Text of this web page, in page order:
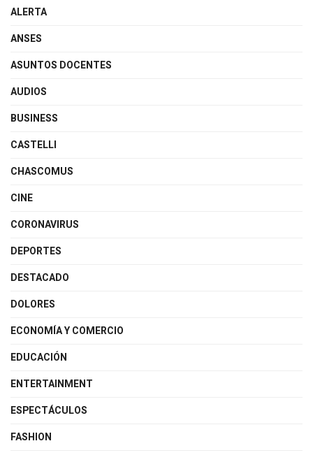
ALERTA
ANSES
ASUNTOS DOCENTES
AUDIOS
BUSINESS
CASTELLI
CHASCOMUS
CINE
CORONAVIRUS
DEPORTES
DESTACADO
DOLORES
ECONOMÍA Y COMERCIO
EDUCACIÓN
ENTERTAINMENT
ESPECTÁCULOS
FASHION